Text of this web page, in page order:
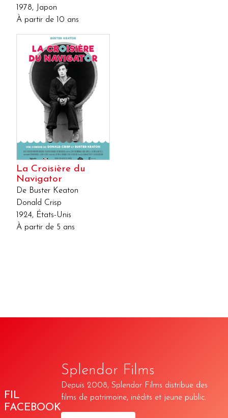
1978, Japon
À partir de 10 ans
La Croisière du
Navigator
De Buster Keaton
Donald Crisp
1924, États-Unis
À partir de 5 ans
FIL
FACEBOOK
Splendor Films
Depuis 2008, Splendor Films distribue des
films de patrimoine, inédits et jeune public.